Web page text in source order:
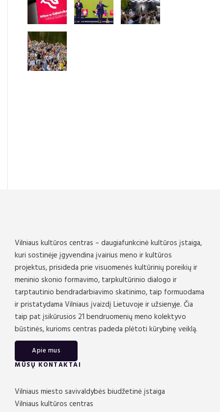
Vilniaus kultūros centras – daugiafunkcinė kultūros įstaiga,
kuri sostinėje įgyvendina įvairius meno ir kultūros
projektus, prisideda prie visuomenės kultūrinių poreikių ir
meninio skonio formavimo, tarpkultūrinio dialogo ir
tarptautinio bendradarbiavimo skatinimo, taip formuodama
ir pristatydama Vilniaus įvaizdį Lietuvoje ir užsienyje. Čia
taip pat įsikūrusios 21 bendruomenių meno kolektyvo
būstinės, kurioms centras padeda plėtoti kūrybinę veiklą.
Apie mus
MŪSŲ KONTAKTAI
Vilniaus miesto savivaldybės biudžetinė įstaiga
Vilniaus kultūros centras